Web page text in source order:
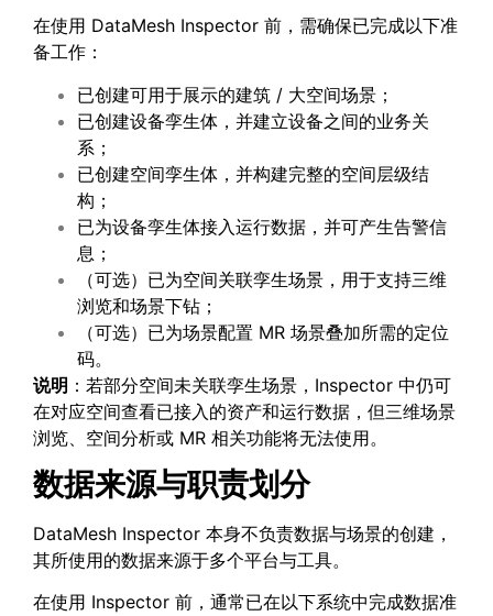
在使用 DataMesh Inspector 前，需确保已完成以下准
备工作：
已创建可用于展示的建筑 / 大空间场景；
已创建设备孪生体，并建立设备之间的业务关
系；
已创建空间孪生体，并构建完整的空间层级结
构；
已为设备孪生体接入运行数据，并可产生告警信
息；
（可选）已为空间关联孪生场景，用于支持三维
浏览和场景下钻；
（可选）已为场景配置 MR 场景叠加所需的定位
码。
说明 ：若部分空间未关联孪生场景，Inspector 中仍可
在对应空间查看已接入的资产和运行数据，但三维场景
浏览、空间分析或 MR 相关功能将无法使用。
数据来源与职责划分
DataMesh Inspector 本身不负责数据与场景的创建，
其所使用的数据来源于多个平台与工具。
在使用 Inspector 前，通常已在以下系统中完成数据准